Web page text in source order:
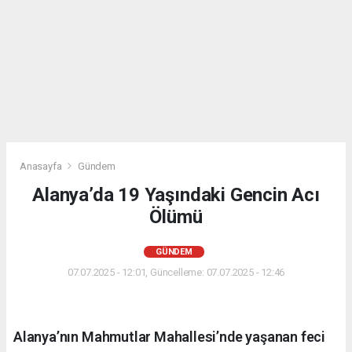
Anasayfa Gündem
Alanya’da 19 Yaşındaki Gencin Acı
Ölümü
GÜNDEM
07.07.2025 - 12:01, Güncelleme: 07.07.2025 - 12:46
Alanya’nın Mahmutlar Mahallesi’nde yaşanan feci